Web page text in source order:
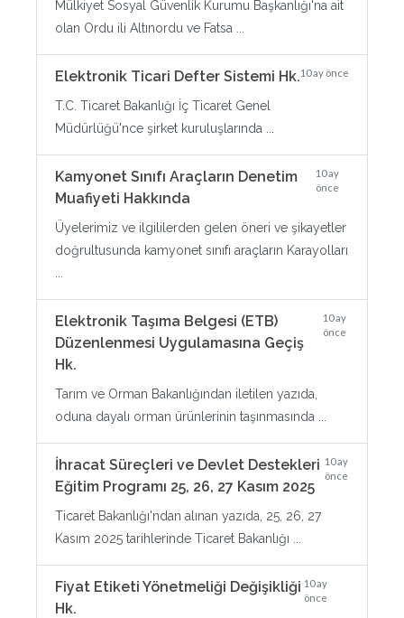
Mülkiyet Sosyal Güvenlik Kurumu Başkanlığı'na ait
olan Ordu ili Altınordu ve Fatsa ...
Elektronik Ticari Defter Sistemi Hk.10 ay önce
T.C. Ticaret Bakanlığı İç Ticaret Genel
Müdürlüğü'nce şirket kuruluşlarında ...
Kamyonet Sınıfı Araçların Denetim
Muafiyeti Hakkında
10 ay
önce
Üyelerimiz ve ilgililerden gelen öneri ve şikayetler
doğrultusunda kamyonet sınıfı araçların Karayolları
Elektronik Taşıma Belgesi (ETB)
Düzenlenmesi Uygulamasına Geçiş
Hk.
10 ay
önce
Tarım ve Orman Bakanlığından iletilen yazıda,
oduna dayalı orman ürünlerinin taşınmasında ...
İhracat Süreçleri ve Devlet Destekleri
Eğitim Programı 25, 26, 27 Kasım 2025
10 ay
önce
Ticaret Bakanlığı'ndan alınan yazıda, 25, 26, 27
Kasım 2025 tarihlerinde Ticaret Bakanlığı ...
Fiyat Etiketi Yönetmeliği Değişikliği
Hk.
10 ay
önce